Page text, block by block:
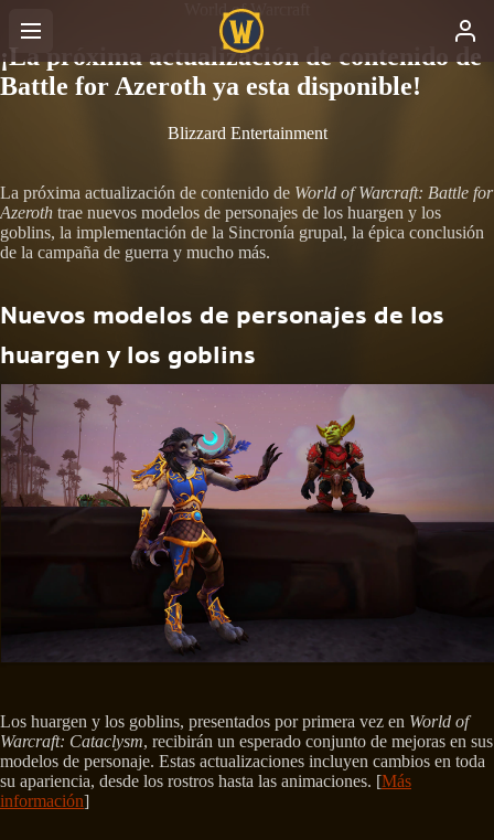
World of Warcraft
¡La próxima actualización de contenido de
Battle for Azeroth ya esta disponible!
Blizzard Entertainment
La próxima actualización de contenido de World of Warcraft: Battle for
Azeroth trae nuevos modelos de personajes de los huargen y los
goblins, la implementación de la Sincronía grupal, la épica conclusión
de la campaña de guerra y mucho más.
Nuevos modelos de personajes de los
huargen y los goblins
Los huargen y los goblins, presentados por primera vez en World of
Warcraft: Cataclysm, recibirán un esperado conjunto de mejoras en sus
modelos de personaje. Estas actualizaciones incluyen cambios en toda
su apariencia, desde los rostros hasta las animaciones. [Más
información]